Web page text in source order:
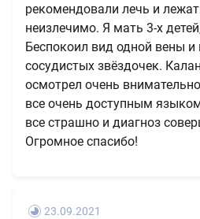
рекомендовали лечь и
неизлечимо. Я мать 3-х
Беспокоил вид одной вены и
сосудистых звёздочек.
осмотрел очень
все очень доступным
все страшно и диагноз
Огромное спасибо!
23.09.2021